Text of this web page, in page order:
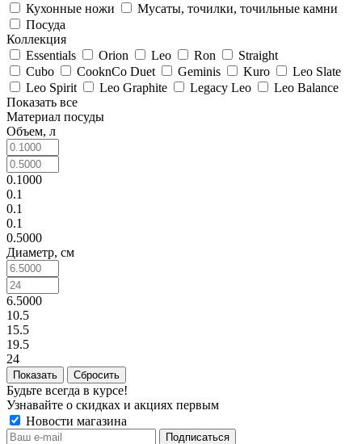
Кухонные ножи
Мусаты, точилки, точильные камни
Посуда
Коллекция
Essentials
Orion Leo Ron
Straight
Cubo
CooknCo Duet Geminis Kuro
Leo Slate
Leo Spirit
Leo Graphite Legacy Leo
Leo Balance
Показать все
Материал посуды
Объем, л
0.1000
0.1
0.1
0.1
0.5000
Диаметр, см
6.5000
10.5
15.5
19.5
24
Сбросить
Будьте всегда в курсе!
Узнавайте о скидках и акциях первым
Новости магазина